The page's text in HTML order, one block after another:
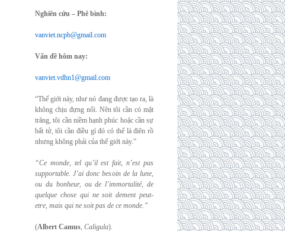
Nghiên cứu – Phê bình:
vanviet.ncpb@gmail.com
Vấn đề hôm nay:
vanviet.vdhn1@gmail.com
“Thế giới này, như nó đang được tạo ra, là
không chịu đựng nổi. Nên tôi cần có mặt
trăng, tôi cần niềm hạnh phúc hoặc cần sự
bất tử, tôi cần điều gì đó có thể là điên rồ
nhưng không phải của thế giới này.”
“Ce monde, tel qu’il est fait, n’est pas
supportable. J’ai donc besoin de la lune,
ou du bonheur, ou de l’immortalité, de
quelque chose qui ne soit dement peut-
etre, mais qui ne soit pas de ce monde.”
(Albert Camus, Caligula).